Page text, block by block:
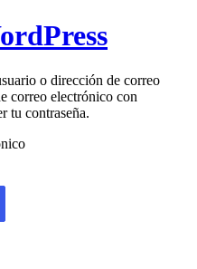
o dirección de correo
correo electrónico con
tu contraseña.